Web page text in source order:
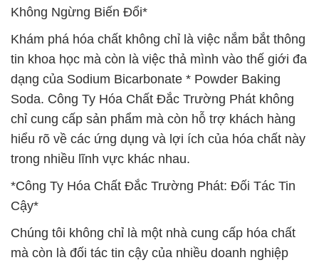
Không Ngừng Biến Đổi*
Khám phá hóa chất không chỉ là việc nắm bắt thông
tin khoa học mà còn là việc thả mình vào thế giới đa
dạng của Sodium Bicarbonate * Powder Baking
Soda. Công Ty Hóa Chất Đắc Trường Phát không
chỉ cung cấp sản phẩm mà còn hỗ trợ khách hàng
hiểu rõ về các ứng dụng và lợi ích của hóa chất này
trong nhiều lĩnh vực khác nhau.
*Công Ty Hóa Chất Đắc Trường Phát: Đối Tác Tin
Cậy*
Chúng tôi không chỉ là một nhà cung cấp hóa chất
mà còn là đối tác tin cậy của nhiều doanh nghiệp